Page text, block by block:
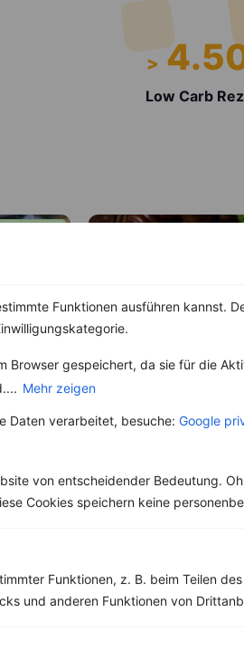
Funktionen ausführen kannst.
Browser gespeichert, da sie für die
Mehr zeigen
Daten verarbeitet, besuche: Google
von entscheidender Bedeutung.
Cookies speichern keine
Funktionen, z. B. beim Teilen
und anderen Funktionen von
>
Low Carb
KOSTENLOS